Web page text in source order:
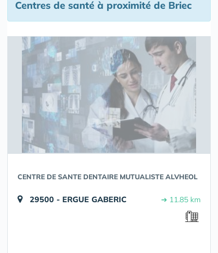
Centres de santé à proximité de Briec
CENTRE DE SANTE DENTAIRE MUTUALISTE ALVHEOL
29500 - ERGUE GABERIC ➔ 11.85 km